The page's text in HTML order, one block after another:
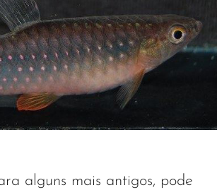
alguns mais antigos, pode